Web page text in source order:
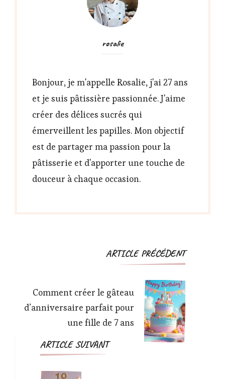
rosalie
Bonjour, je m'appelle Rosalie, j'ai 27 ans
et je suis pâtissière passionnée. J'aime
créer des délices sucrés qui
émerveillent les papilles. Mon objectif
est de partager ma passion pour la
pâtisserie et d'apporter une touche de
douceur à chaque occasion.
Navigation
ARTICLE PRÉCÉDENT
Comment créer le gâteau
d’anniversaire parfait pour
une fille de 7 ans
ARTICLE SUIVANT